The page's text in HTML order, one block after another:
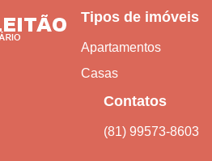
Tipos de imóveis
Apartamentos
Casas
Contatos
(81) 99573-8603